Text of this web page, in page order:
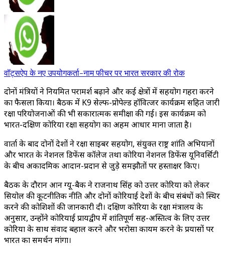
वॉट्सऐप के नए उपयोगकर्ता-नाम फीचर पर भारत सरकार की रोक
दोनों मंत्रियों ने नियमित परामर्श बढ़ाने और कई क्षेत्रों में सहयोग गहरा करने
का फैसला किया। बैठक में K9 सेल्फ-प्रोपेल्ड हॉवित्जर कार्यक्रम सहित जारी
रक्षा परियोजनाओं की भी सकारात्मक समीक्षा की गई। इस कार्यक्रम को
भारत-दक्षिण कोरिया रक्षा सहयोग का अहम आधार माना जाता है।
वार्ता के बाद दोनों देशों ने रक्षा साइबर सहयोग, संयुक्त राष्ट्र शांति अभियानों
और भारत के नेशनल डिफेंस कॉलेज तथा कोरिया नेशनल डिफेंस यूनिवर्सिटी
के बीच अकादमिक आदान-प्रदान से जुड़े समझौतों पर हस्ताक्षर किए।
बैठक के दौरान आन ग्यू-बैक ने राजनाथ सिंह को उत्तर कोरिया को लेकर
सियोल की कूटनीतिक नीति और दोनों कोरियाई देशों के बीच संबंधों को स्थिर
करने की कोशिशों की जानकारी दी। दक्षिण कोरिया के रक्षा मंत्रालय के
अनुसार, उन्होंने कोरियाई प्रायद्वीप में शांतिपूर्ण सह-अस्तित्व के लिए उत्तर
कोरिया के साथ संवाद बहाल करने और भरोसा कायम करने के प्रयासों पर
भारत का समर्थन मांगा।